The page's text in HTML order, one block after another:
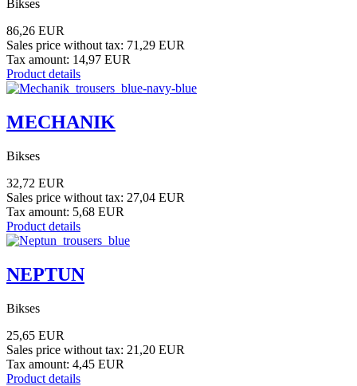
Bikses
86,26 EUR
Sales price without tax: 71,29 EUR
Tax amount: 14,97 EUR
Product details
MECHANIK
Bikses
32,72 EUR
Sales price without tax: 27,04 EUR
Tax amount: 5,68 EUR
Product details
NEPTUN
Bikses
25,65 EUR
Sales price without tax: 21,20 EUR
Tax amount: 4,45 EUR
Product details